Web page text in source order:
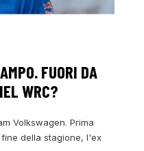
FUORI DA
WRC?
Volkswagen. Prima
della stagione, l'ex